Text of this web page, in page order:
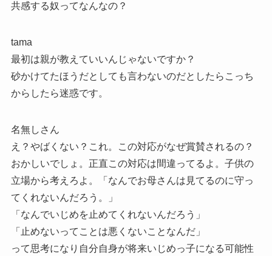
共感する奴ってなんなの？
tama
最初は親が教えていいんじゃないですか？
砂かけてたほうだとしても言わないのだとしたらこっち
からしたら迷惑です。
名無しさん
え？やばくない？これ。この対応がなぜ賞賛されるの？
おかしいでしょ。正直この対応は間違ってるよ。子供の
立場から考えろよ。「なんでお母さんは見てるのに守っ
てくれないんだろう。」
「なんでいじめを止めてくれないんだろう」
「止めないってことは悪くないことなんだ」
って思考になり自分自身が将来いじめっ子になる可能性